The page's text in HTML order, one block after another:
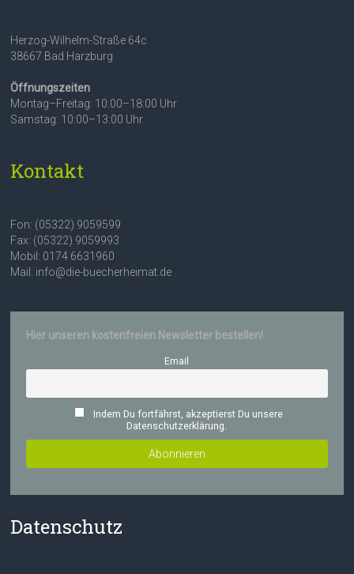
Herzog-Wilhelm-Straße 64c
38667 Bad Harzburg
Öffnungszeiten
Montag–Freitag: 10:00–18:00 Uhr
Samstag: 10:00–13:00 Uhr
Kontakt
Fon: (05322) 9059599
Fax: (05322) 9059993
Mobil: 0174 6631960
Mail: info@die-buecherheimat.de
Hier unseren kostenfreien Newsletter bestellen!
Email
Indem Du fortfährst, akzeptierst Du unsere
Datenschutzerklärung.
Datenschutz